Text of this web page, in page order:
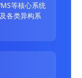
等核心系统
各类异构系